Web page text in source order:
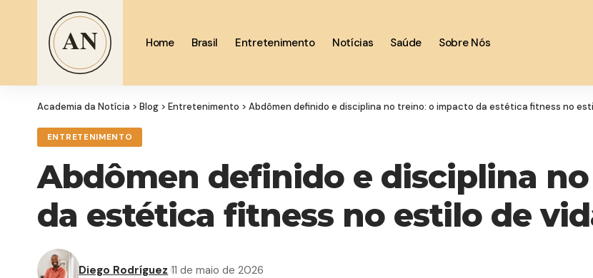
Home Brasil Entretenimento Notícias Saúde Sobre Nós
Academia da Notícia > Blog > Entretenimento > Abdômen definido e disciplina no treino: o impacto da estética fitness no
ENTRETENIMENTO
Abdômen definido e disciplina
da estética fitness no estilo de
Diego Rodríguez 11 de maio de 2026